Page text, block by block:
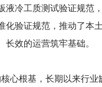
冷工质测试验证规范
验证规范，推动了本
效的运营筑牢基础。
心根基，长期以来行